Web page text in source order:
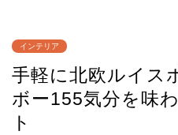
インテリア
手軽に北欧ルイス
ボー155気分を味
ト